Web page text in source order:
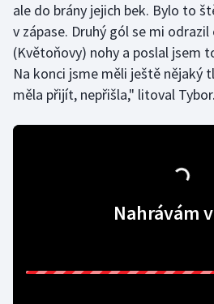
Lezení
Lyže a snowboard
Moderní pětiboj
Motorsport
ale do brány jejich bek. Bylo to
v zápase. Druhý gól se mi
(Květoňovy) nohy a poslal jsem
Na konci jsme měli ještě nějaký
měla přijít, nepřišla," litoval Tybor.
Nahrávám